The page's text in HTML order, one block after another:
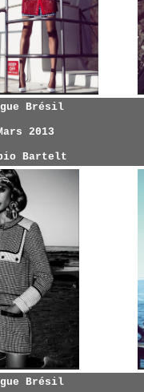
Brésil
2013
Bartelt
Brésil